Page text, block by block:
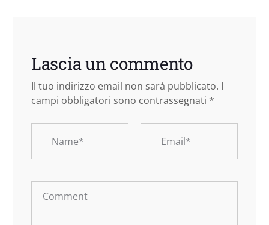
Lascia un commento
Il tuo indirizzo email non sarà pubblicato. I
campi obbligatori sono contrassegnati *